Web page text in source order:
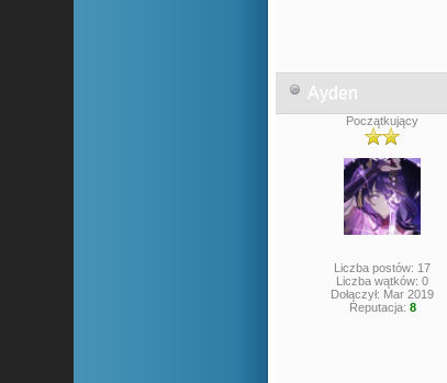
Ayden
Początkujący
Liczba postów: 17
Liczba wątków: 0
Dołączył: Mar 2019
Reputacja: 8